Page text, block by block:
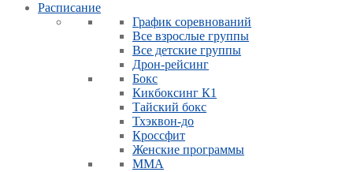
Расписание
График соревнований
Все взрослые группы
Все детские группы
Дрон-рейсинг
Бокс
Кикбоксинг К1
Тайский бокс
Тхэквон-до
Кроссфит
Женские программы
ММА